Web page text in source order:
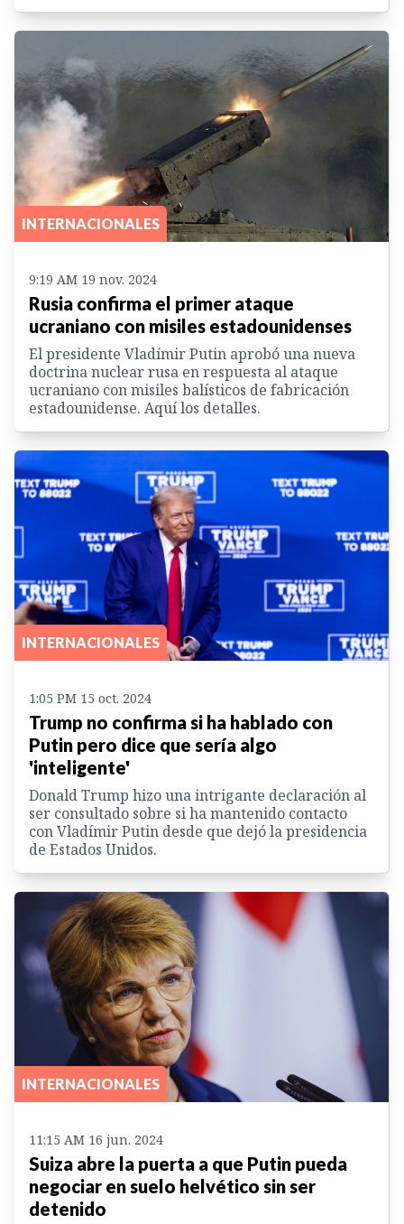
INTERNACIONALES
9:19 AM 19 nov. 2024
Rusia confirma el primer ataque
ucraniano con misiles estadounidenses
El presidente Vladímir Putin aprobó una nueva
doctrina nuclear rusa en respuesta al ataque
ucraniano con misiles balísticos de fabricación
estadounidense. Aquí los detalles.
INTERNACIONALES
1:05 PM 15 oct. 2024
Trump no confirma si ha hablado con
Putin pero dice que sería algo
'inteligente'
Donald Trump hizo una intrigante declaración al
ser consultado sobre si ha mantenido contacto
con Vladímir Putin desde que dejó la presidencia
de Estados Unidos.
INTERNACIONALES
11:15 AM 16 jun. 2024
Suiza abre la puerta a que Putin pueda
negociar en suelo helvético sin ser
detenido